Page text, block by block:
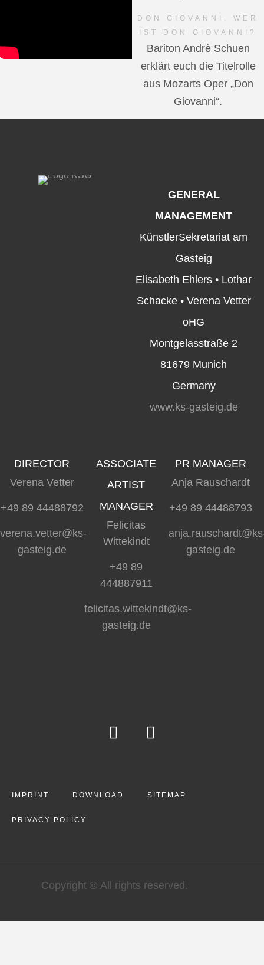
DON GIOVANNI: WER
IST DON GIOVANNI?
Bariton Andrè Schuen
erklärt euch die Titelrolle
aus Mozarts Oper „Don
Giovanni“.
GENERAL
MANAGEMENT
KünstlerSekretariat am
Gasteig
Elisabeth Ehlers • Lothar
Schacke • Verena Vetter
oHG
Montgelasstraße 2
81679 Munich
Germany
www.ks-gasteig.de
DIRECTOR
Verena Vetter
+49 89 44488792
verena.vetter@ks-
gasteig.de
ASSOCIATE
ARTIST
MANAGER
Felicitas
Wittekindt
+49 89
444887911
felicitas.wittekindt@ks-
gasteig.de
PR MANAGER
Anja Rauschardt
+49 89 44488793
gasteig.de
IMPRINT DOWNLOAD SITEMAP
PRIVACY POLICY
Copyright © All rights reserved.